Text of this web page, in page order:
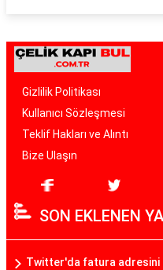
Gizlilik Politikası
Kullanıcı Sözleşmesi
Teklif Hakları ve Alıntı
Bize Ulaşın
SON EKLENEN
Twitter'da fatura adresini